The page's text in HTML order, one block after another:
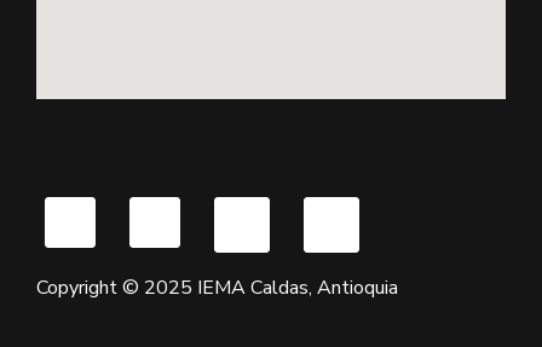
Copyright © 2025 IEMA Caldas, Antioquia